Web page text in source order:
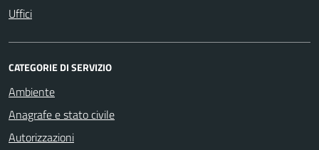
Uffici
CATEGORIE DI SERVIZIO
Ambiente
Anagrafe e stato civile
Autorizzazioni